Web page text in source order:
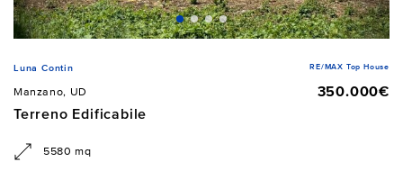
Luna Contin RE/MAX Top House
Manzano, UD
350.000€
Terreno Edificabile
5580 mq